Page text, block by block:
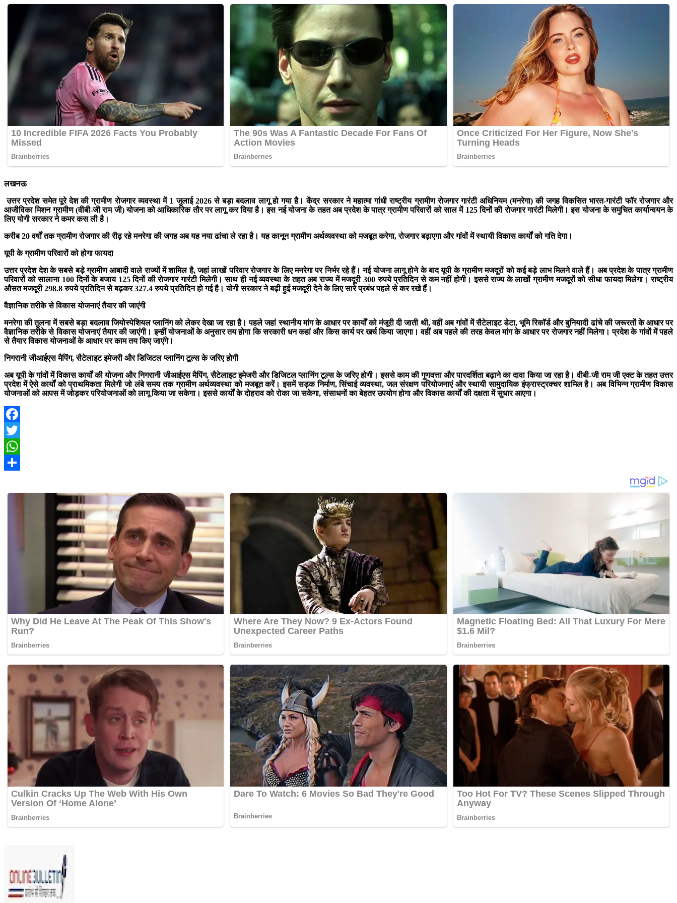
लखनऊ
उत्तर प्रदेश समेत पूरे देश की ग्रामीण रोजगार व्यवस्था में 1 जुलाई 2026 से बड़ा बदलाव लागू हो गया है। केंद्र सरकार ने महात्मा गांधी राष्ट्रीय ग्रामीण रोजगार गारंटी अधिनियम (मनरेगा) की जगह विकसित भारत-गारंटी फॉर रोजगार और
आजीविका मिशन ग्रामीण (वीबी-जी राम जी) योजना को आधिकारिक तौर पर लागू कर दिया है। इस नई योजना के तहत अब प्रदेश के पात्र ग्रामीण परिवारों को साल में 125 दिनों की रोजगार गारंटी मिलेगी। इस योजना के समुचित कार्यान्वयन के
लिए योगी सरकार ने कमर कस ली है।
करीब 20 वर्षों तक ग्रामीण रोजगार की रीढ़ रहे मनरेगा की जगह अब यह नया ढांचा ले रहा है। यह कानून ग्रामीण अर्थव्यवस्था को मजबूत करेगा, रोजगार बढ़ाएगा और गांवों में स्थायी विकास कार्यों को गति देगा।
यूपी के ग्रामीण परिवारों को होगा फायदा
उत्तर प्रदेश देश के सबसे बड़े ग्रामीण आबादी वाले राज्यों में शामिल है, जहां लाखों परिवार रोजगार के लिए मनरेगा पर निर्भर रहे हैं। नई योजना लागू होने के बाद यूपी के ग्रामीण मजदूरों को कई बड़े लाभ मिलने वाले हैं। अब प्रदेश के पात्र ग्रामीण
परिवारों को सालाना 100 दिनों के बजाय 125 दिनों की रोजगार गारंटी मिलेगी। साथ ही नई व्यवस्था के तहत अब राज्य में मजदूरी 300 रुपये प्रतिदिन से कम नहीं होगी। इससे राज्य के लाखों ग्रामीण मजदूरों को सीधा फायदा मिलेगा। राष्ट्रीय
औसत मजदूरी 298.8 रुपये प्रतिदिन से बढ़कर 327.4 रुपये प्रतिदिन हो गई है। योगी सरकार ने बढ़ी हुई मजदूरी देने के लिए सारे प्रबंध पहले से कर रखे हैं।
वैज्ञानिक तरीके से विकास योजनाएं तैयार की जाएंगी
मनरेगा की तुलना में सबसे बड़ा बदलाव जियोस्पेशियल प्लानिंग को लेकर देखा जा रहा है। पहले जहां स्थानीय मांग के आधार पर कार्यों को मंजूरी दी जाती थी, वहीं अब गांवों में सैटेलाइट डेटा, भूमि रिकॉर्ड और बुनियादी ढांचे की जरूरतों के आधार पर
वैज्ञानिक तरीके से विकास योजनाएं तैयार की जाएंगी। इन्हीं योजनाओं के अनुसार तय होगा कि सरकारी धन कहां और किस कार्य पर खर्च किया जाएगा। वहीं अब पहले की तरह केवल मांग के आधार पर रोजगार नहीं मिलेगा। प्रदेश के गांवों में पहले
से तैयार विकास योजनाओं के आधार पर काम तय किए जाएंगे।
निगरानी जीआईएस मैपिंग, सैटेलाइट इमेजरी और डिजिटल प्लानिंग टूल्स के जरिए होगी
अब यूपी के गांवों में विकास कार्यों की योजना और निगरानी जीआईएस मैपिंग, सैटेलाइट इमेजरी और डिजिटल प्लानिंग टूल्स के जरिए होगी। इससे काम की गुणवत्ता और पारदर्शिता बढ़ाने का दावा किया जा रहा है। वीबी-जी राम जी एक्ट के तहत उत्तर
प्रदेश में ऐसे कार्यों को प्राथमिकता मिलेगी जो लंबे समय तक ग्रामीण अर्थव्यवस्था को मजबूत करें। इसमें सड़क निर्माण, सिंचाई व्यवस्था, जल संरक्षण परियोजनाएं और स्थायी सामुदायिक इंफ्रास्ट्रक्चर शामिल है। अब विभिन्न ग्रामीण विकास
योजनाओं को आपस में जोड़कर परियोजनाओं को लागू किया जा सकेगा। इससे कार्यों के दोहराव को रोका जा सकेगा, संसाधनों का बेहतर उपयोग होगा और विकास कार्यों की दक्षता में सुधार आएगा।
Facebook
Twitter
WhatsApp